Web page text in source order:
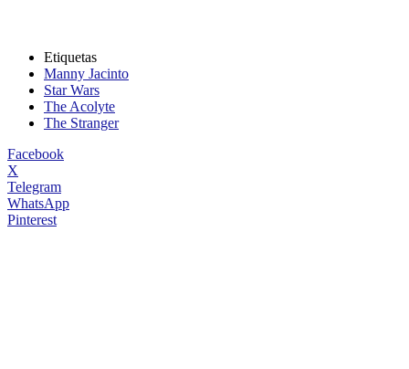
Etiquetas
Manny Jacinto
Star Wars
The Acolyte
The Stranger
Facebook
X
Telegram
WhatsApp
Pinterest